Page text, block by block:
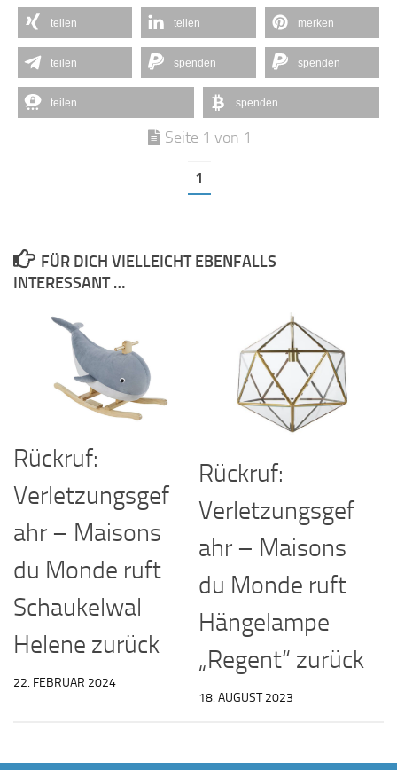
teilen teilen merken
teilen spenden spenden
teilen spenden
Seite 1 von 1
1
FÜR DICH VIELLEICHT EBENFALLS
INTERESSANT …
Rückruf:
Verletzungsgef
ahr – Maisons
du Monde ruft
Schaukelwal
Helene zurück
22. FEBRUAR 2024
Rückruf:
Verletzungsgef
ahr – Maisons
du Monde ruft
Hängelampe
„Regent“ zurück
18. AUGUST 2023